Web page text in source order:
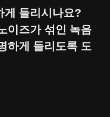
게 들리시나요?
이즈가 섞인 녹음
하게 들리도록 도